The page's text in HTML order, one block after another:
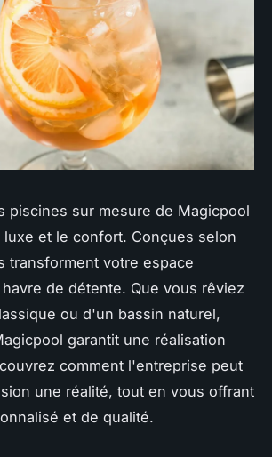
piscines sur mesure de Magicpool
et le confort. Conçues selon
transforment votre espace
de détente. Que vous rêviez
ou d'un bassin naturel,
garantit une réalisation
comment l'entreprise peut
une réalité, tout en vous offrant
et de qualité.